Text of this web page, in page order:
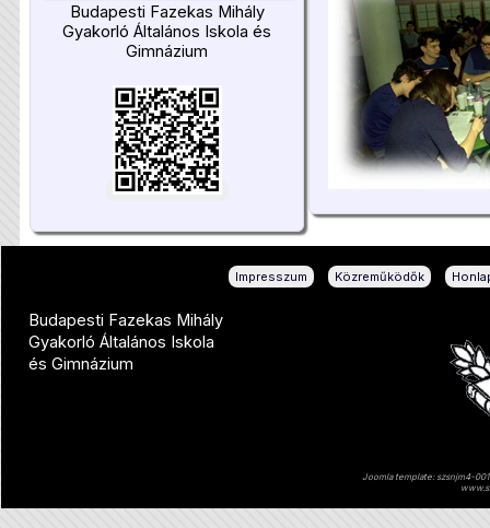
Budapesti Fazekas Mihály
Gyakorló Általános Iskola és
Gimnázium
Impresszum Közreműködők
Budapesti Fazekas Mihály
Gyakorló Általános Iskola
és Gimnázium
Joomla template: szsnjm4-